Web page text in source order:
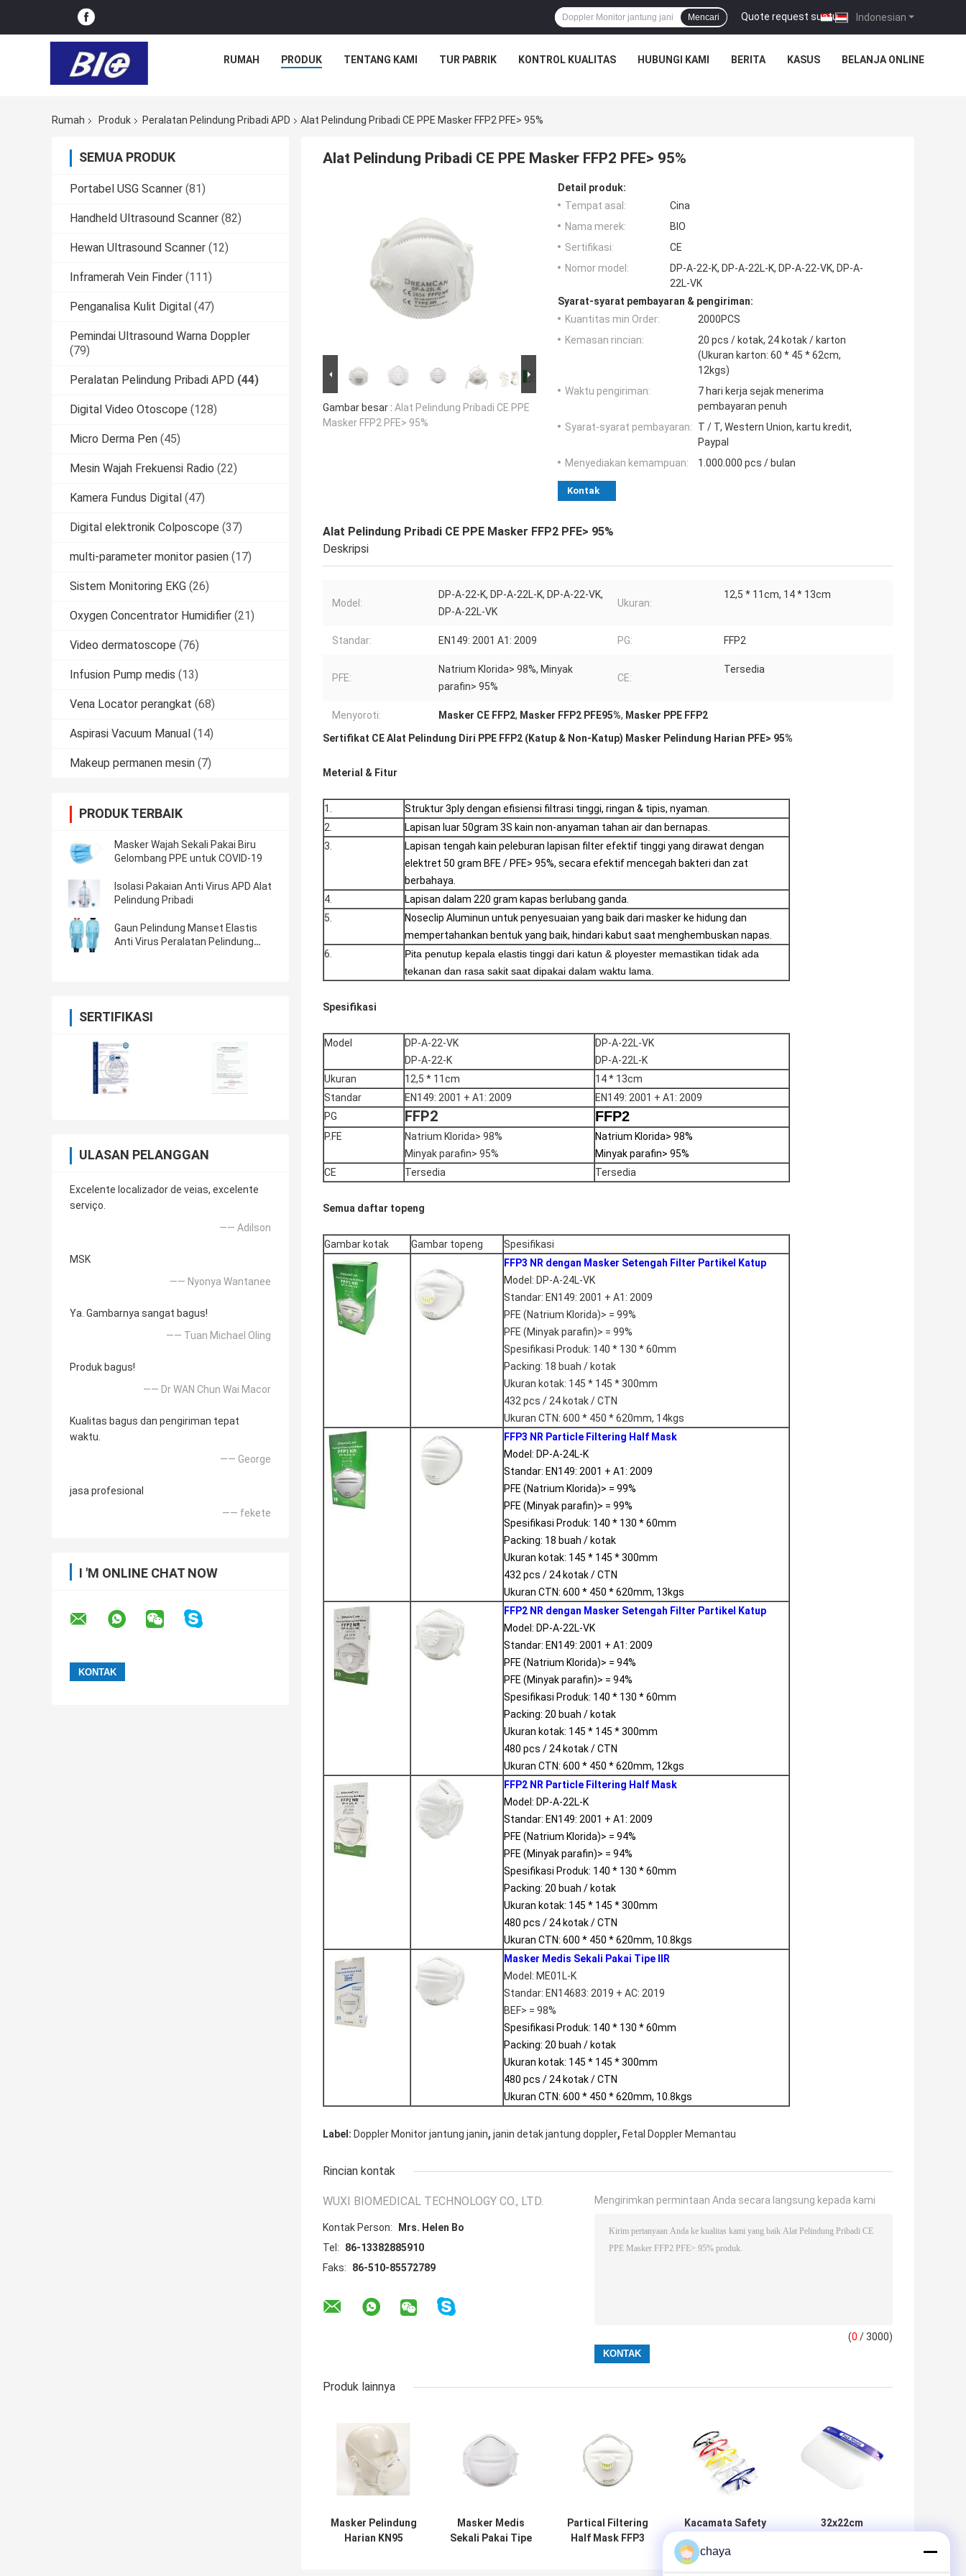
Indonesian
Quote request suatu |
Mencari
RUMAH PRODUK TENTANG KAMI TUR PABRIK KONTROL KUALITAS HUBUNGI KAMI BERITA KASUS BELANJA ONLINE
Rumah Produk Peralatan Pelindung Pribadi APD Alat Pelindung Pribadi CE PPE Masker FFP2 PFE> 95%
SEMUA PRODUK
Portabel USG Scanner (81)
Handheld Ultrasound Scanner (82)
Hewan Ultrasound Scanner (12)
Inframerah Vein Finder (111)
Penganalisa Kulit Digital (47)
Pemindai Ultrasound Warna Doppler
(79)
Peralatan Pelindung Pribadi APD (44)
Digital Video Otoscope (128)
Micro Derma Pen (45)
Mesin Wajah Frekuensi Radio (22)
Kamera Fundus Digital (47)
Digital elektronik Colposcope (37)
multi-parameter monitor pasien (17)
Sistem Monitoring EKG (26)
Oxygen Concentrator Humidifier (21)
Video dermatoscope (76)
Infusion Pump medis (13)
Vena Locator perangkat (68)
Aspirasi Vacuum Manual (14)
Makeup permanen mesin (7)
PRODUK TERBAIK
Masker Wajah Sekali Pakai Biru
Gelombang PPE untuk COVID-19
Isolasi Pakaian Anti Virus APD Alat
Pelindung Pribadi
Gaun Pelindung Manset Elastis
Anti Virus Peralatan Pelindung
SERTIFIKASI
ULASAN PELANGGAN
Excelente localizador de veias, excelente
serviço.
—— Adilson
MSK
—— Nyonya Wantanee
Ya. Gambarnya sangat bagus!
—— Tuan Michael Oling
Produk bagus!
—— Dr WAN Chun Wai Macor
Kualitas bagus dan pengiriman tepat
waktu.
—— George
jasa profesional
—— fekete
I 'M ONLINE CHAT NOW
Alat Pelindung Pribadi CE PPE Masker FFP2 PFE> 95%
Gambar besar : Alat Pelindung Pribadi CE PPE
Masker FFP2 PFE> 95%
Detail produk:
Tempat asal:
Cina
Nama merek:
BIO
Sertifikasi:
CE
Nomor model:
DP-A-22-K, DP-A-22L-K, DP-A-22-VK, DP-A-
22L-VK
Syarat-syarat pembayaran & pengiriman:
Kuantitas min Order:
2000PCS
Kemasan rincian:
20 pcs / kotak, 24 kotak / karton
(Ukuran karton: 60 * 45 * 62cm,
12kgs)
Waktu pengiriman:
7 hari kerja sejak menerima
pembayaran penuh
Syarat-syarat pembayaran:
T / T, Western Union, kartu kredit,
Paypal
Menyediakan kemampuan:
1.000.000 pcs / bulan
Kontak
Alat Pelindung Pribadi CE PPE Masker FFP2 PFE> 95%
Deskripsi
Model:
DP-A-22-K, DP-A-22L-K, DP-A-22-VK,
DP-A-22L-VK
Ukuran:
12,5 * 11cm, 14 * 13cm
Standar: EN149: 2001 A1: 2009 PG: FFP2
PFE:
Natrium Klorida> 98%, Minyak
parafin> 95%
CE:
Tersedia
Menyoroti: Masker CE FFP2, Masker FFP2 PFE95%, Masker PPE FFP2
Sertifikat CE Alat Pelindung Diri PPE FFP2 (Katup & Non-Katup) Masker Pelindung Harian PFE> 95%
Meterial & Fitur
1.
Struktur 3ply dengan efisiensi filtrasi tinggi, ringan & tipis, nyaman.
2.
Lapisan luar 50gram 3S kain non-anyaman tahan air dan bernapas.
3.
Lapisan tengah kain peleburan lapisan filter efektif tinggi yang dirawat dengan
elektret 50 gram BFE / PFE> 95%, secara efektif mencegah bakteri dan zat
berbahaya.
4.
Lapisan dalam 220 gram kapas berlubang ganda.
5.
Noseclip Aluminun untuk penyesuaian yang baik dari masker ke hidung dan
mempertahankan bentuk yang baik, hindari kabut saat menghembuskan napas.
6.
Pita penutup kepala elastis tinggi dari katun & ployester memastikan tidak ada
tekanan dan rasa sakit saat dipakai dalam waktu lama.
Spesifikasi
Model
DP-A-22-VK
DP-A-22-K
DP-A-22L-VK
DP-A-22L-K
Ukuran
12,5 * 11cm
14 * 13cm
Standar
EN149: 2001 + A1: 2009
EN149: 2001 + A1: 2009
PG
FFP2 FFP2
P.FE
Natrium Klorida> 98%
Minyak parafin> 95%
Natrium Klorida> 98%
Minyak parafin> 95%
CE
Tersedia Tersedia
Semua daftar topeng
Gambar kotak Gambar topeng
Spesifikasi
FFP3 NR dengan Masker Setengah Filter Partikel Katup
Model: DP-A-24L-VK
Standar: EN149: 2001 + A1: 2009
PFE (Natrium Klorida)> = 99%
PFE (Minyak parafin)> = 99%
Spesifikasi Produk: 140 * 130 * 60mm
Packing: 18 buah / kotak
Ukuran kotak: 145 * 145 * 300mm
432 pcs / 24 kotak / CTN
Ukuran CTN: 600 * 450 * 620mm, 14kgs
FFP3 NR Particle Filtering Half Mask
Model: DP-A-24L-K
Standar: EN149: 2001 + A1: 2009
PFE (Natrium Klorida)> = 99%
PFE (Minyak parafin)> = 99%
Spesifikasi Produk: 140 * 130 * 60mm
Packing: 18 buah / kotak
Ukuran kotak: 145 * 145 * 300mm
432 pcs / 24 kotak / CTN
Ukuran CTN: 600 * 450 * 620mm, 13kgs
FFP2 NR dengan Masker Setengah Filter Partikel Katup
Model: DP-A-22L-VK
Standar: EN149: 2001 + A1: 2009
PFE (Natrium Klorida)> = 94%
PFE (Minyak parafin)> = 94%
Spesifikasi Produk: 140 * 130 * 60mm
Packing: 20 buah / kotak
Ukuran kotak: 145 * 145 * 300mm
480 pcs / 24 kotak / CTN
Ukuran CTN: 600 * 450 * 620mm, 12kgs
FFP2 NR Particle Filtering Half Mask
Model: DP-A-22L-K
Standar: EN149: 2001 + A1: 2009
PFE (Natrium Klorida)> = 94%
PFE (Minyak parafin)> = 94%
Spesifikasi Produk: 140 * 130 * 60mm
Packing: 20 buah / kotak
Ukuran kotak: 145 * 145 * 300mm
480 pcs / 24 kotak / CTN
Ukuran CTN: 600 * 450 * 620mm, 10.8kgs
Masker Medis Sekali Pakai Tipe IIR
Model: ME01L-K
Standar: EN14683: 2019 + AC: 2019
BEF> = 98%
Spesifikasi Produk: 140 * 130 * 60mm
Packing: 20 buah / kotak
Ukuran kotak: 145 * 145 * 300mm
480 pcs / 24 kotak / CTN
Ukuran CTN: 600 * 450 * 620mm, 10.8kgs
Label: Doppler Monitor jantung janin, janin detak jantung doppler, Fetal Doppler Memantau
Rincian kontak
WUXI BIOMEDICAL TECHNOLOGY CO., LTD.
Kontak Person:
Mrs. Helen Bo
Tel:
86-13382885910
Faks:
86-510-85572789
Mengirimkan permintaan Anda secara langsung kepada kami
(0 / 3000)
Produk lainnya
Masker Pelindung
Harian KN95
Masker Medis
Sekali Pakai Tipe
Partical Filtering
Half Mask FFP3
Kacamata Safety
Gores 1pc / Bag
32x22cm
chaya